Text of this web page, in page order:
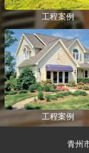
工程案例
工程案例
青州